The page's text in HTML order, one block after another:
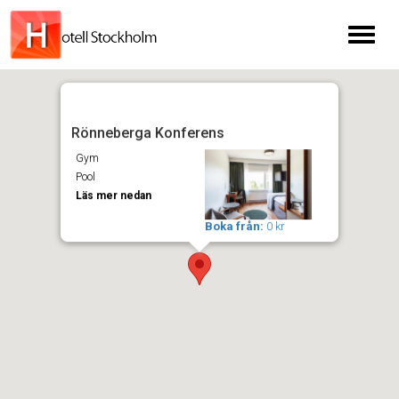
Toggle
Rönneberga Konferens
Gym
Pool
Läs mer nedan
Boka från: 0 kr